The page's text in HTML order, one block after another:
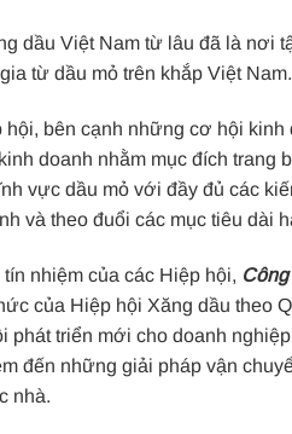
dầu Việt Nam từ lâu đã là nơi
từ dầu mỏ trên khắp Việt Nam.
hội, bên cạnh những cơ hội
doanh nhằm mục đích
vực dầu mỏ với đầy đủ các
và theo đuổi các mục tiêu dài
nhiệm của các Hiệp hội,
của Hiệp hội Xăng dầu theo
triển mới cho doanh
đến những giải pháp vận
nhà.